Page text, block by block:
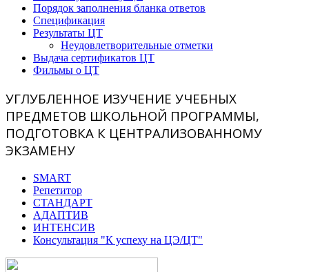
Порядок заполнения бланка ответов
Спецификация
Результаты ЦТ
Неудовлетворительные отметки
Выдача сертификатов ЦТ
Фильмы о ЦТ
УГЛУБЛЕННОЕ ИЗУЧЕНИЕ УЧЕБНЫХ
ПРЕДМЕТОВ ШКОЛЬНОЙ ПРОГРАММЫ,
ПОДГОТОВКА К ЦЕНТРАЛИЗОВАННОМУ
ЭКЗАМЕНУ
SMART
Репетитор
СТАНДАРТ
АДАПТИВ
ИНТЕНСИВ
Консультация "К успеху на ЦЭ/ЦТ"